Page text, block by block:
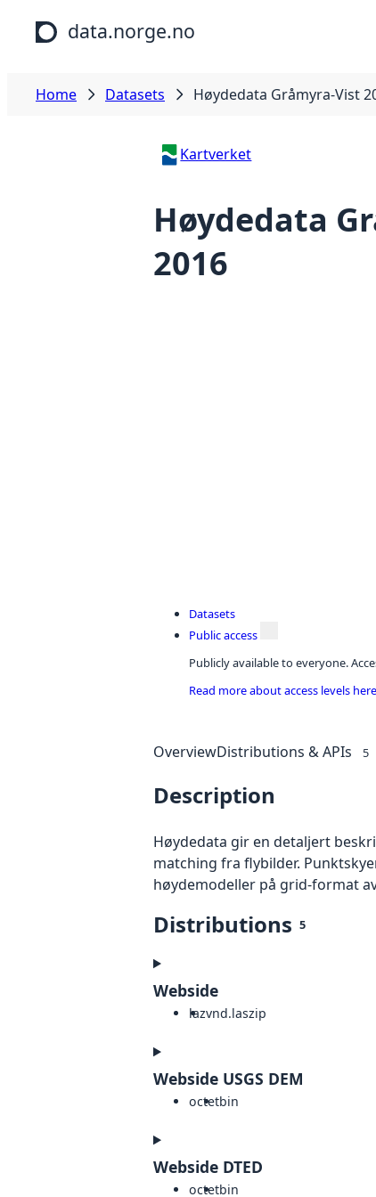
Skip to main content
data.norge.no
Home Datasets Høydedata Gråmyra-Vist
Kartverket
Høydedata
2016
Datasets
Public access
Publicly available to everyone.
Read more about access levels here
OverviewDistributions & APIs 5
Description
Høydedata gir en detaljert
matching fra flybilder.
høydemodeller på grid-format
Distributions 5
Webside
lazvnd.laszip
Webside USGS DEM
octetbin
Webside DTED
octetbin